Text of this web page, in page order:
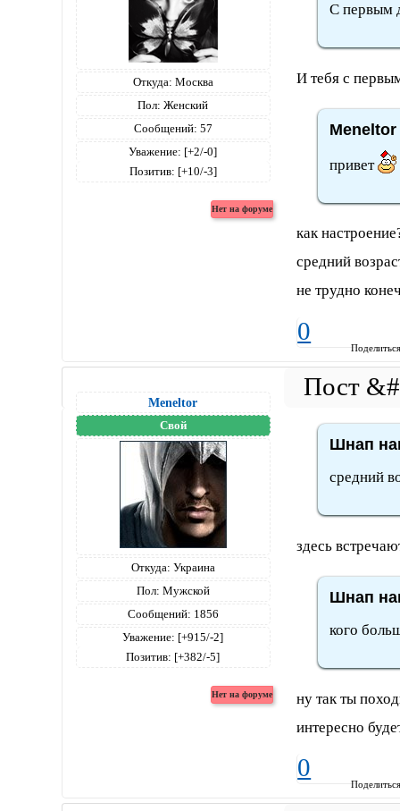
Откуда: Москва
Пол: Женский
Сообщений: 57
Уважение: [+2/-0]
Позитив: [+10/-3]
С первым
И тебя с
привет
как
средний
не трудно
0
Meneltоr
Свой
Откуда: Украина
Пол: Мужской
Сообщений: 1856
Уважение: [+915/-2]
Позитив: [+382/-5]
Шнап
средний
здесь
Шнап
кого
ну так ты
интересно
0